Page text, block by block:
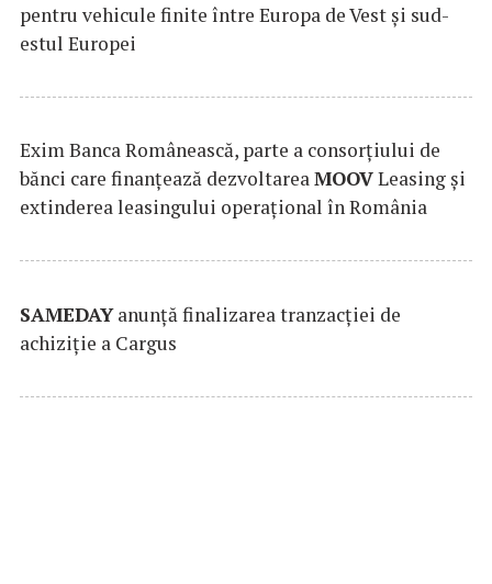
pentru vehicule finite între Europa de Vest și sud-
estul Europei
Exim Banca Românească, parte a consorțiului de
bănci care finanțează dezvoltareaMOOVLeasing și
extinderea leasingului operațional în România
SAMEDAYanunță finalizarea tranzacției de
achiziție a Cargus